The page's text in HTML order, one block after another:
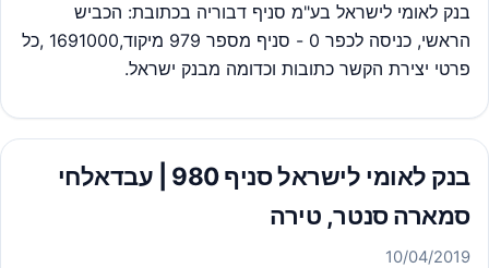
בנק לאומי לישראל בע"מ סניף דבוריה בכתובת: הכביש
הראשי, כניסה לכפר 0 - סניף מספר 979 מיקוד,1691000 ,כל
פרטי יצירת הקשר כתובות וכדומה מבנק ישראל.
בנק לאומי לישראל סניף 980 | עבדאלחי
סמארה סנטר, טירה
10/04/2019